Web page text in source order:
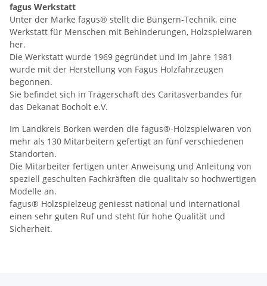
fagus Werkstatt
Unter der Marke fagus® stellt die Büngern-Technik, eine
Werkstatt für Menschen mit Behinderungen, Holzspielwaren
her.
Die Werkstatt wurde 1969 gegründet und im Jahre 1981
wurde mit der Herstellung von Fagus Holzfahrzeugen
begonnen.
Sie befindet sich in Trägerschaft des Caritasverbandes für
das Dekanat Bocholt e.V.
Im Landkreis Borken werden die fagus®-Holzspielwaren von
mehr als 130 Mitarbeitern gefertigt an fünf verschiedenen
Standorten.
Die Mitarbeiter fertigen unter Anweisung und Anleitung von
speziell geschulten Fachkräften die qualitaiv so hochwertigen
Modelle an.
fagus® Holzspielzeug geniesst national und international
einen sehr guten Ruf und steht für hohe Qualität und
Sicherheit.